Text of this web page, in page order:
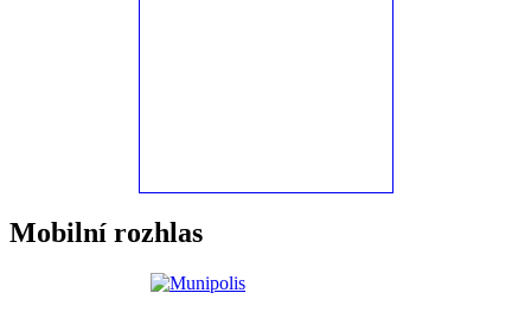
Mobilní rozhlas